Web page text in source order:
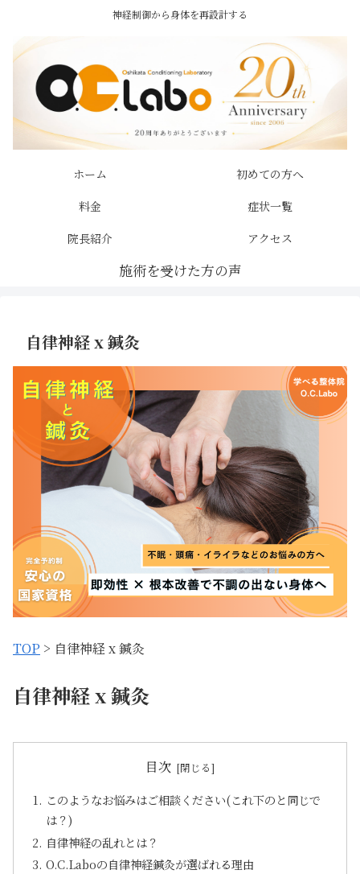
神経制御から身体を再設計する
ホーム
初めての方へ
料金
症状一覧
院長紹介
アクセス
自律神経 x 鍼灸
TOP > 自律神経 x 鍼灸
自律神経 x 鍼灸
目次
このようなお悩みはご相談ください(これ下のと同じで
は？)
自律神経の乱れとは？
O.C.Laboの自律神経鍼灸が選ばれる理由